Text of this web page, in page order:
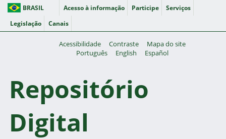
BRASIL Acesso à informação Participe
Serviços
Legislação
Canais
Acessibilidade Contraste
Mapa do site
Português
English Español
Repositório
Digital